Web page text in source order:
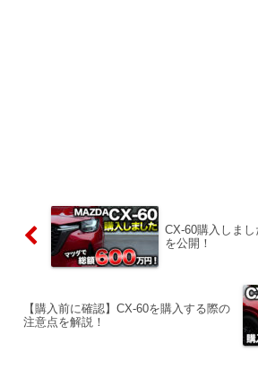
CX-60購入しま
を公開！
【購入前に確認】CX-60を購入する際の
注意点を解説！